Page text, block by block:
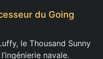
du Going
le Thousand Sunny
navale.